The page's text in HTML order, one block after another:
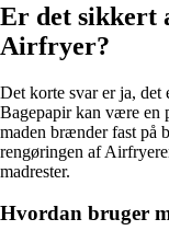
Er det sikkert
Airfryer?
Det korte svar er ja,
Bagepapir kan være en
maden brænder fast på
rengøringen af
madrester.
Hvordan bruger